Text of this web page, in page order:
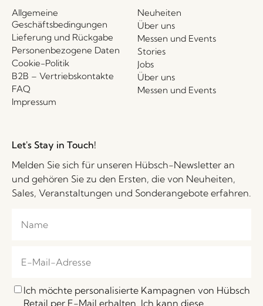
Allgemeine
Geschäftsbedingungen
Lieferung und Rückgabe
Personenbezogene Daten
Cookie-Politik
B2B – Vertriebskontakte
FAQ
Impressum
Neuheiten
Über uns
Messen und Events
Stories
Jobs
Über uns
Messen und Events
Let's Stay in Touch!
Melden Sie sich für unseren Hübsch-Newsletter an
und gehören Sie zu den Ersten, die von Neuheiten,
Sales, Veranstaltungen und Sonderangebote erfahren.
Ich möchte personalisierte Kampagnen von Hübsch
Retail per E-Mail erhalten. Ich kann diese